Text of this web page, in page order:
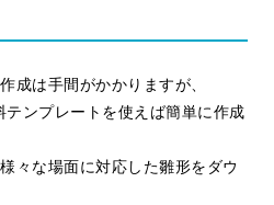
成は手間がかかりますが、
テンプレートを使えば簡単に作成
々な場面に対応した雛形をダウ